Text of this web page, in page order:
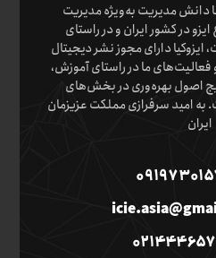
دانش مدیریت به‌ویژه مدیریت
در کشور ایران و در راستای
دارای مجوز نشر دیجیتال
فعالیت‌های ما در راستای آموزش،
اصول بهره‌وری در بخش‌های
امید سرفرازی مملکت عزیزمان
ایران